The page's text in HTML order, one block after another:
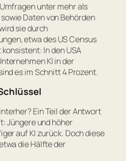
unter mehr als
Daten von Behörden
sie durch
etwa des US Census
In den USA
KI in der
es im Schnitt 4 Prozent.
Ein Teil der Antwort
Jüngere und höher
auf KI zurück. Doch diese
die Hälfte der